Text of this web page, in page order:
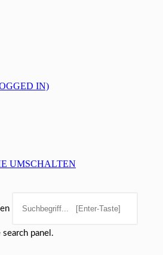
IN)
UMSCHALTEN
panel.